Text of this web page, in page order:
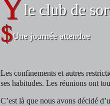
le club de
Une journée attendue
Les confinements et autres
ses habitudes. Les réunions ont
C’est là que nous avons décidé